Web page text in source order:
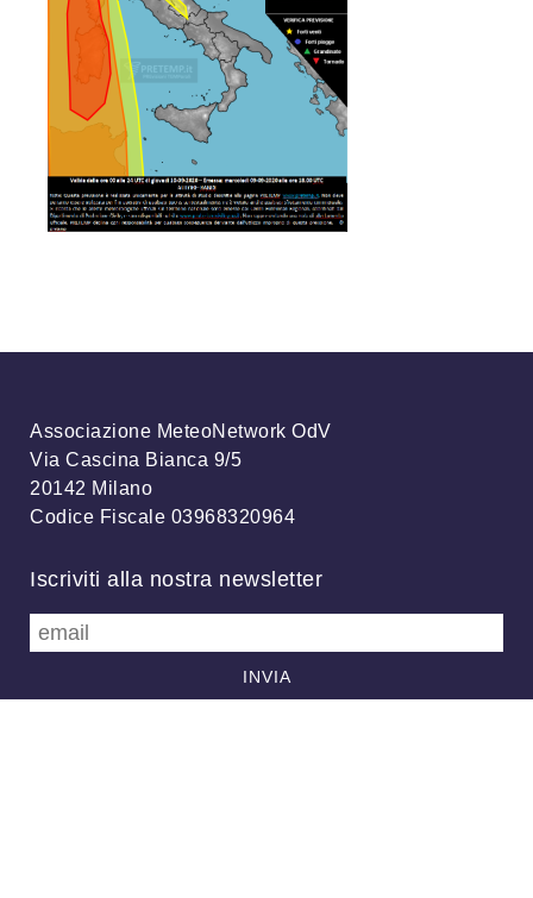
Associazione MeteoNetwork OdV
Via Cascina Bianca 9/5
20142 Milano
Codice Fiscale 03968320964
Iscriviti alla nostra newsletter